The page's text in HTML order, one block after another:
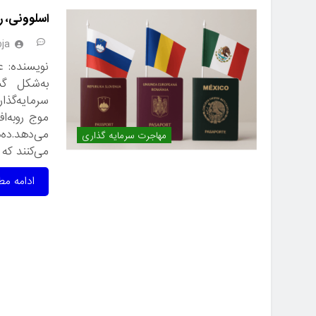
مهاجرت سرمایه گذاری
به‌شکل
موج
می‌کنند
ادامه